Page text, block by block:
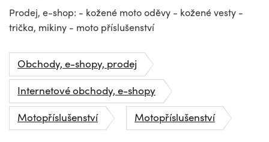
Prodej, e-shop: - kožené moto oděvy - kožené vesty -
trička, mikiny - moto příslušenství
Obchody, e-shopy, prodej
Internetové obchody, e-shopy
Motopříslušenství
Motopříslušenství